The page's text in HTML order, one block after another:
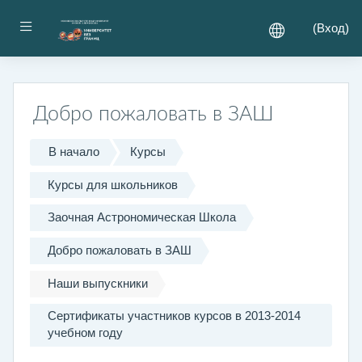
Боковая панель (Вход)
Добро пожаловать в ЗАШ
В начало Курсы
Курсы для школьников
Заочная Астрономическая Школа
Добро пожаловать в ЗАШ
Наши выпускники
Сертификаты участников курсов в 2013-2014
учебном году